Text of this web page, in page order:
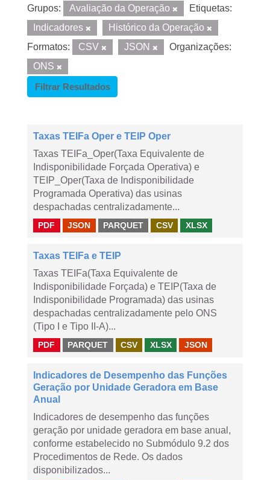
Grupos: Avaliação da Operação
Etiquetas:
Indicadores
Histórico da Operação
Formatos:
CSV JSON
Organizações:
ONS
Filtrar Resultados
Taxas TEIFa Oper e TEIP Oper
Taxas TEIFa_Oper(Taxa Equivalente de
Indisponibilidade Forçada Operativa) e
TEIP_Oper(Taxa de Indisponibilidade
Programada Operativa) das usinas
despachadas centralizadamente...
PDF JSON PARQUET CSV XLSX
Taxas TEIFa e TEIP
Taxas TEIFa(Taxa Equivalente de
Indisponibilidade Forçada) e TEIP(Taxa de
Indisponibilidade Programada) das usinas
despachadas centralizadamente pelo ONS
(Tipo I e Tipo II-A)...
PDF PARQUET CSV XLSX JSON
Indicadores de Desempenho das Funções
Geração por Unidade Geradora em Base
Anual
Indicadores de desempenho das funções
geração por unidade geradora em base anual,
conforme estabelecido no Submódulo 9.2 dos
Procedimentos de Rede. Os dados
disponibilizados...